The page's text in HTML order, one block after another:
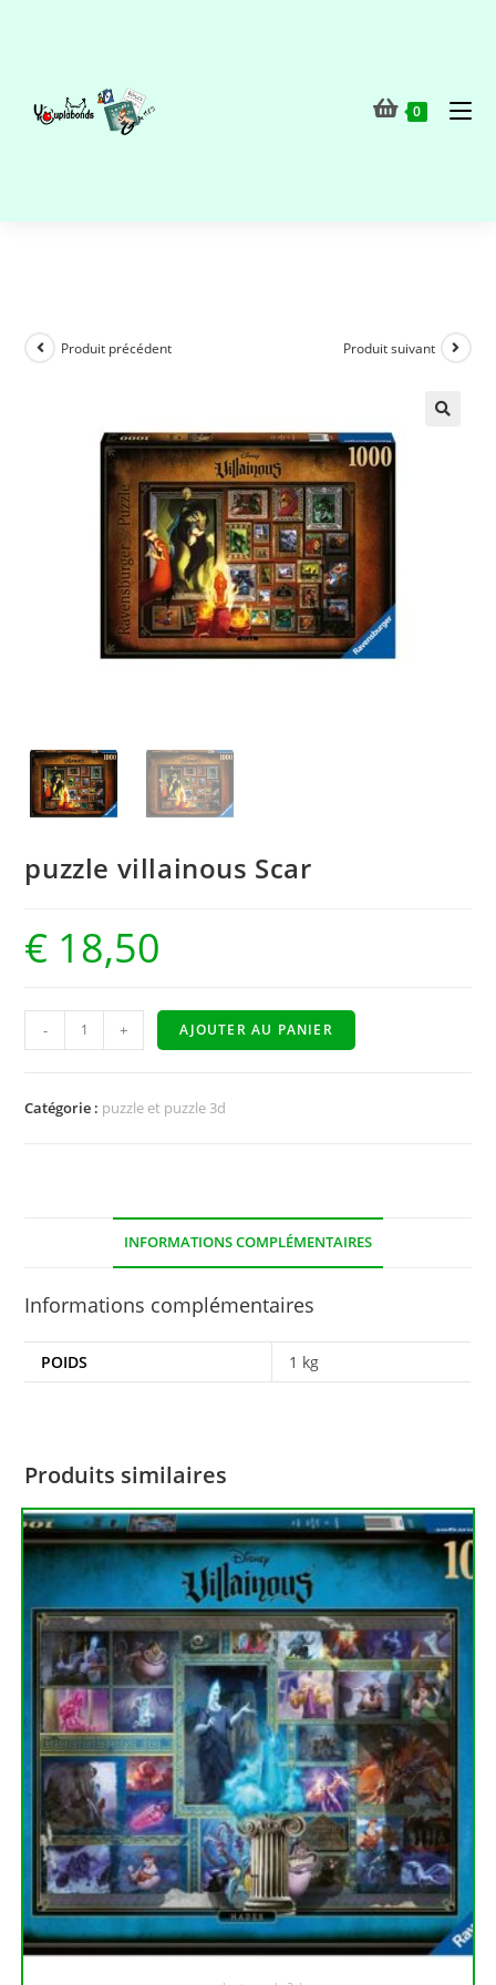
0
Produit précédent Produit suivant
puzzle villainous Scar
€ 18,50
- + AJOUTER AU PANIER
Catégorie : puzzle et puzzle 3d
INFORMATIONS COMPLÉMENTAIRES
Informations complémentaires
POIDS 1 kg
Produits similaires